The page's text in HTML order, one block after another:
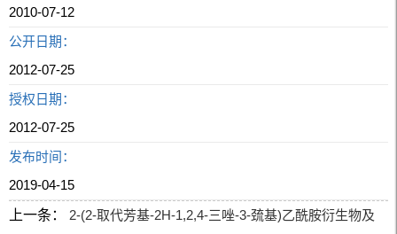
2010-07-12
公开日期：
2012-07-25
授权日期：
2012-07-25
发布时间：
2019-04-15
上一条：
2-(2-取代芳基-2H-1,2,4-三唑-3-巯基)乙酰胺衍生物及